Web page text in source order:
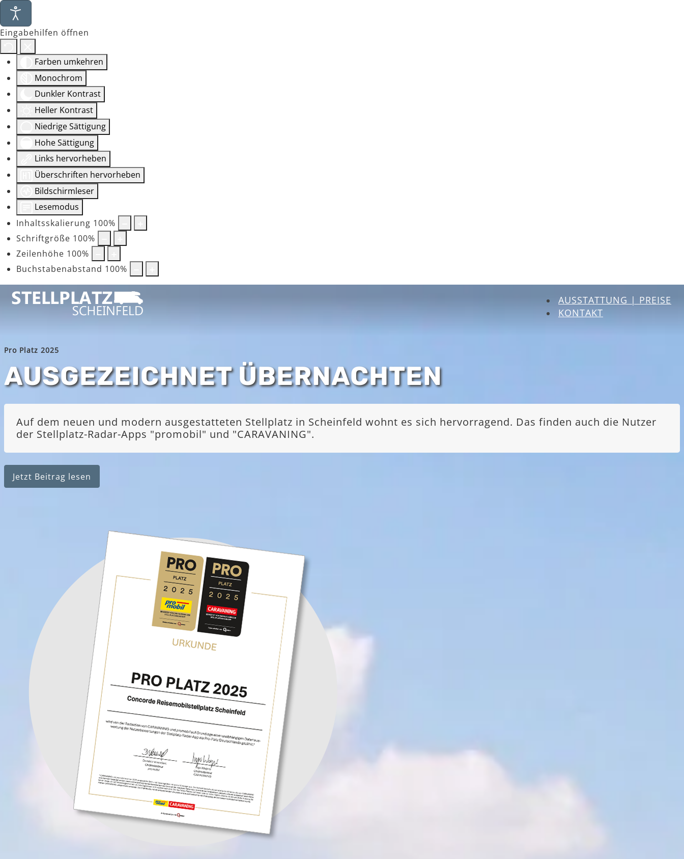
Eingabehilfen öffnen
Farben umkehren
Monochrom
Dunkler Kontrast
Heller Kontrast
Niedrige Sättigung
Hohe Sättigung
Links hervorheben
Überschriften hervorheben
Bildschirmleser
Lesemodus
Inhaltsskalierung 100%
Schriftgröße 100%
Zeilenhöhe 100%
Buchstabenabstand 100%
AUSSTATTUNG | PREISE
KONTAKT
Pro Platz 2025
AUSGEZEICHNET ÜBERNACHTEN
Auf dem neuen und modern ausgestatteten Stellplatz in Scheinfeld wohnt es sich hervorragend. Das finden auch die Nutzer
der Stellplatz-Radar-Apps "promobil" und "CARAVANING".
Jetzt Beitrag lesen